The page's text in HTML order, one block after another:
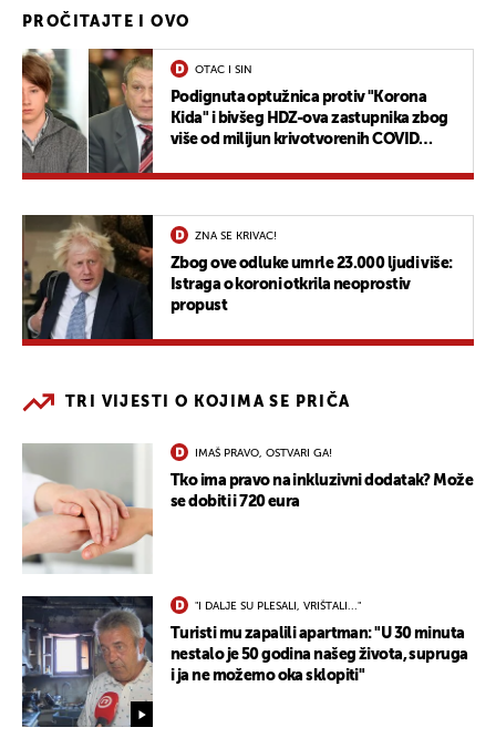
PROČITAJTE I OVO
OTAC I SIN
Podignuta optužnica protiv "Korona
Kida" i bivšeg HDZ-ova zastupnika zbog
više od milijun krivotvorenih COVID
ZNA SE KRIVAC!
Zbog ove odluke umrle 23.000 ljudi više:
Istraga o koroni otkrila neoprostiv
propust
TRI VIJESTI O KOJIMA SE PRIČA
IMAŠ PRAVO, OSTVARI GA!
Tko ima pravo na inkluzivni dodatak? Može
se dobiti i 720 eura
"I DALJE SU PLESALI, VRIŠTALI..."
Turisti mu zapalili apartman: "U 30 minuta
nestalo je 50 godina našeg života, supruga
i ja ne možemo oka sklopiti"